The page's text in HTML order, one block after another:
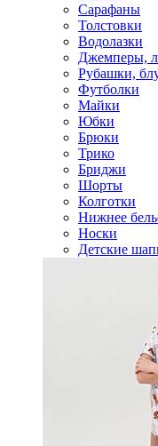
Сарафаны
Толстовки
Водолазки
Джемперы,
Рубашки,
Футболки
Майки
Юбки
Брюки
Трико
Бриджи
Шорты
Колготки
Нижнее
Носки
Детские